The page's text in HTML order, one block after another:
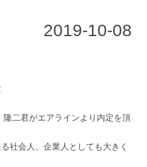
2019-10-08
二君がエアラインより内定を頂
社会人、企業人としても大きく